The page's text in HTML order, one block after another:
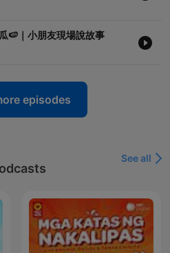
🍉｜小朋友現場說故事
episodes
See all